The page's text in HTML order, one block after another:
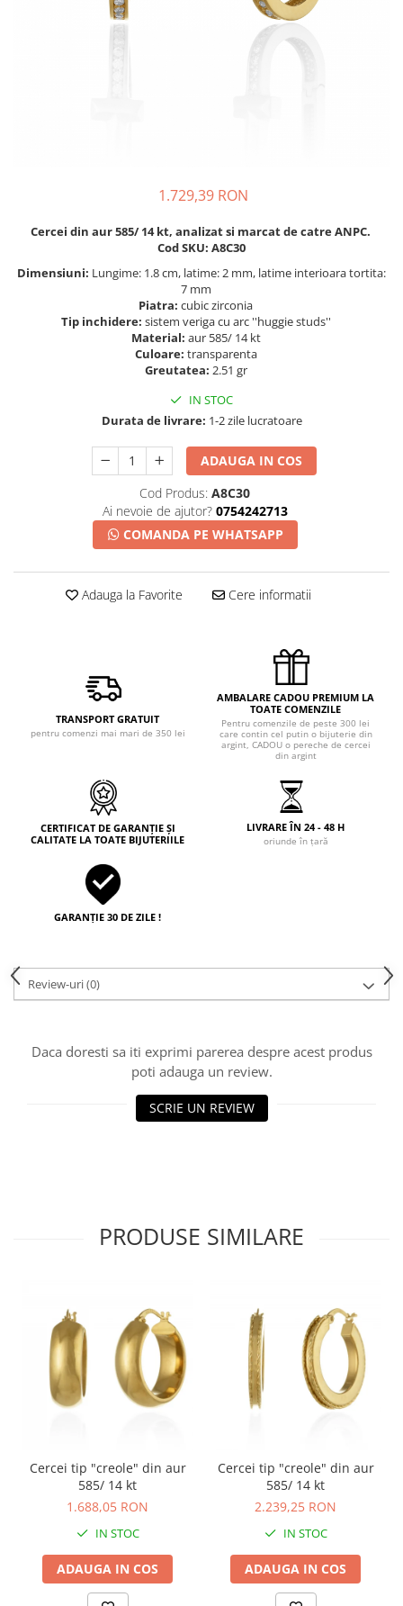
1.729,39 RON
Cercei din aur 585/ 14 kt, analizat si marcat de catre ANPC.
Cod SKU: A8C30
Dimensiuni: Lungime: 1.8 cm, latime: 2 mm, latime interioara tortita:
7 mm
Piatra: cubic zirconia
Tip inchidere: sistem veriga cu arc ''huggie studs''
Material: aur 585/ 14 kt
Culoare: transparenta
Greutatea: 2.51 gr
IN STOC
Durata de livrare: 1-2 zile lucratoare
ADAUGA IN COS
Cod Produs: A8C30
Ai nevoie de ajutor? 0754242713
COMANDA PE WHATSAPP
Adauga la Favorite Cere informatii
TRANSPORT GRATUIT
pentru comenzi mai mari de 350 lei
AMBALARE CADOU PREMIUM LA
TOATE COMENZILE
Pentru comenzile de peste 300 lei
care contin cel putin o bijuterie din
argint, CADOU o pereche de cercei
din argint
CERTIFICAT DE GARANȚIE ȘI
CALITATE LA TOATE BIJUTERIILE
LIVRARE ÎN 24 - 48 H
oriunde în țară
GARANȚIE 30 DE ZILE !
Review-uri(0)
Daca doresti sa iti exprimi parerea despre acest produs
poti adauga un review.
SCRIE UN REVIEW
PRODUSE SIMILARE
Cercei tip "creole" din aur
585/ 14 kt
1.688,05 RON
IN STOC
ADAUGA IN COS
Cercei tip "creole" din aur
585/ 14 kt
2.239,25 RON
IN STOC
ADAUGA IN COS